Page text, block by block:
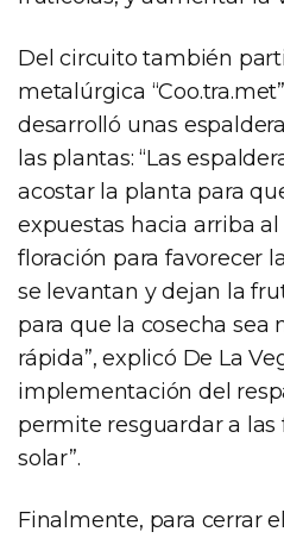
Del circuito también
metalúrgica
desarrolló unas
las plantas: “Las
acostar la planta para
expuestas hacia arriba
floración para favorecer
se levantan y dejan la
para que la cosecha sea
rápida”, explicó De La
implementación del
permite resguardar a las
solar”.
Finalmente, para cerrar